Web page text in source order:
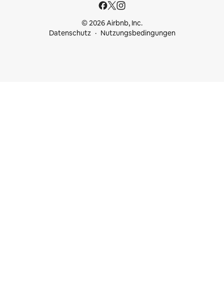
© 2026 Airbnb, Inc.
Datenschutz
Nutzungsbedingungen